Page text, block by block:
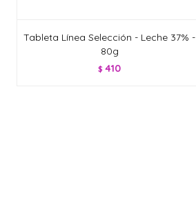
Tableta Línea Selección - Leche 37% -
80g
$ 410